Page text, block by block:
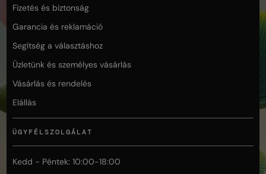
Fizetés és biztonság
Garancia és reklamáció
Segítség a választáshoz
Üzletünk és személyes vásárlás
Vásárlás és rendelés
Elállás
ÜGYFÉLSZOLGÁLAT
Kedd - Péntek: 10:00-18:00